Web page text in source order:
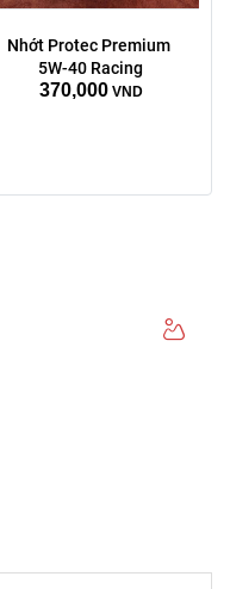
Nhớt Protec Premium
5W-40 Racing
370,000 VND